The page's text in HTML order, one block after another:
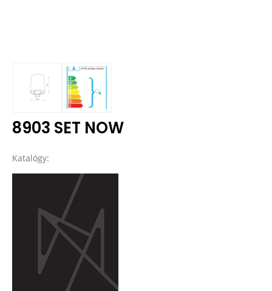
8903 SET NOW
Katalógy: